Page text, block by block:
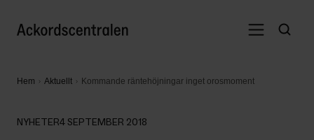
Hem Aktuellt Kommande räntehöjningar inget orosmoment
NYHETER4 SEPTEMBER 2018